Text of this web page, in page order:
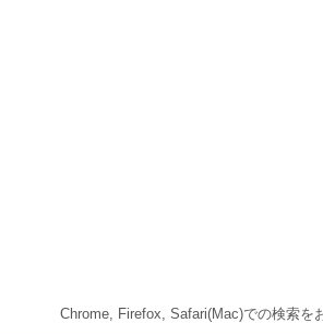
Chrome, Firefox, Safari(Mac)での検索を